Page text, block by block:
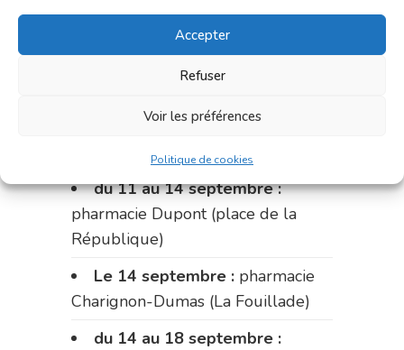
Accepter
Refuser
Voir les préférences
Politique de cookies
Du 31 août au 4 septembre :
pharmacie Charignon-Dumas (La
pharmacie Carnus (rue Marcellin-
du 11 au 14 septembre :
pharmacie Dupont (place de la
République)
Le 14 septembre : pharmacie
Charignon-Dumas (La Fouillade)
du 14 au 18 septembre :